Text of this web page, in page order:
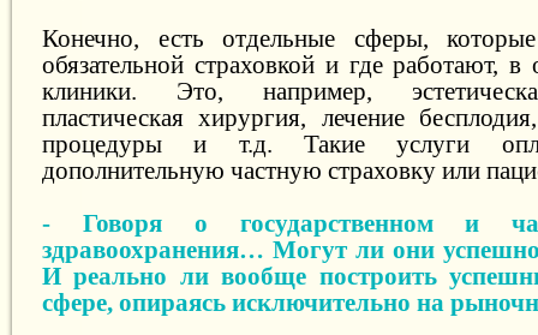
Конечно, есть отдельные сферы,
обязательной страховкой и где работают,
клиники. Это, например,
пластическая хирургия, лечение
процедуры и т.д. Такие услуги
дополнительную частную страховку или
- Говоря о государственном и
здравоохранения… Могут ли они успешно
И реально ли вообще построить
сфере, опираясь исключительно на